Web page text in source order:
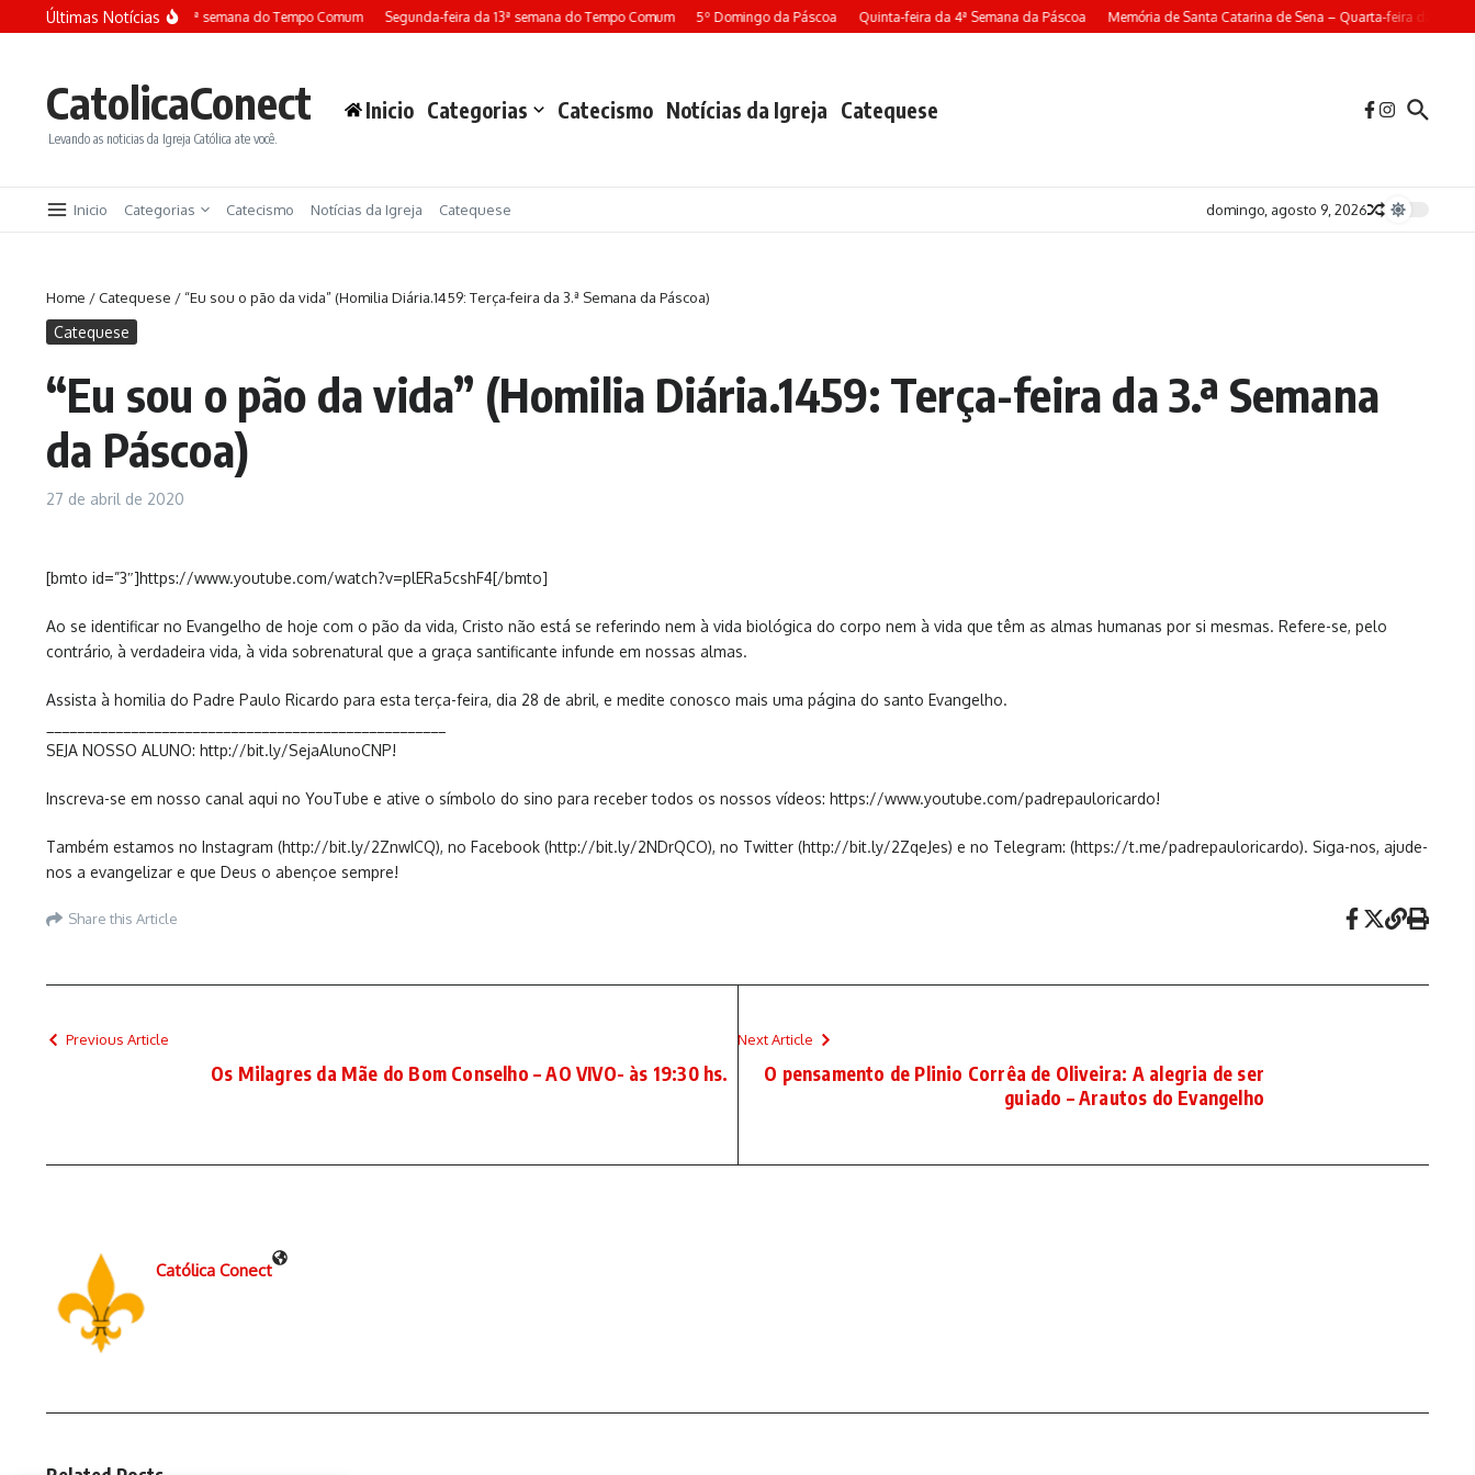
Ir para o conteúdo
Últimas Notícias
Terça-feira da 13ª semana do Tempo Comum Segunda-feira da 13ª semana do Tempo Comum 5º Domingo da Páscoa Quinta-feira da 4ª Semana da Páscoa Memória de Santa Catarina de Sena – Quarta-feira da 4ª
CatolicaConect
Levando as noticias da Igreja Católica ate você.
Inicio Categorias Catecismo Notícias da Igreja Catequese
Inicio Categorias Catecismo Notícias da Igreja Catequese domingo, agosto 9, 2026
Home /Catequese / “Eu sou o pão da vida” (Homilia Diária.1459: Terça-feira da 3.ª Semana da Páscoa)
Catequese
“Eu sou o pão da vida” (Homilia Diária.1459: Terça-feira da 3.ª Semana
da Páscoa)
27 de abril de 2020
[bmto id=”3″]https://www.youtube.com/watch?v=plERa5cshF4[/bmto]
Ao se identificar no Evangelho de hoje com o pão da vida, Cristo não está se referindo nem à vida biológica do corpo nem à vida que têm as almas humanas por si mesmas. Refere-se, pelo
contrário, à verdadeira vida, à vida sobrenatural que a graça santificante infunde em nossas almas.
Assista à homilia do Padre Paulo Ricardo para esta terça-feira, dia 28 de abril, e medite conosco mais uma página do santo Evangelho.
SEJA NOSSO ALUNO: http://bit.ly/SejaAlunoCNP!
Inscreva-se em nosso canal aqui no YouTube e ative o símbolo do sino para receber todos os nossos vídeos: https://www.youtube.com/padrepauloricardo!
Também estamos no Instagram (http://bit.ly/2ZnwICQ), no Facebook (http://bit.ly/2NDrQCO), no Twitter (http://bit.ly/2ZqeJes) e no Telegram: (https://t.me/padrepauloricardo). Siga-nos, ajude-
nos a evangelizar e que Deus o abençoe sempre!
Share this Article
Previous Article
Os Milagres da Mãe do Bom Conselho – AO VIVO- às 19:30 hs.
Next Article
O pensamento de Plinio Corrêa de Oliveira: A alegria de ser
guiado – Arautos do Evangelho
Católica Conect